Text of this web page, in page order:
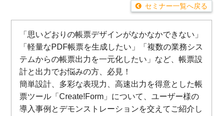
セミナー一覧へ戻る
「思いどおりの帳票デザインがなかなかできない」
「軽量なPDF帳票を生成したい」「複数の業務シス
テムからの帳票出力を一元化したい」など、帳票設
計と出力でお悩みの方、必見！
簡単設計、多彩な表現力、高速出力を得意とした帳
票ツール「Create!Form」について、ユーザー様の
導入事例とデモンストレーションを交えてご紹介し